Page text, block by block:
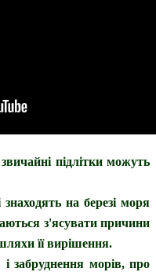
підлітки можуть
на березі моря
з'ясувати причини
її вирішення.
і забруднення морів, про